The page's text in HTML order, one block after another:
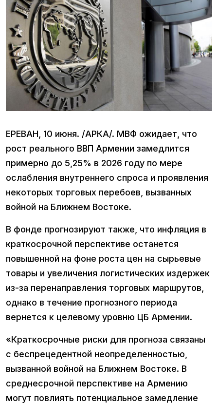
ЕРЕВАН, 10 июня. /АРКА/. МВФ ожидает, что
рост реального ВВП Армении замедлится
примерно до 5,25% в 2026 году по мере
ослабления внутреннего спроса и проявления
некоторых торговых перебоев, вызванных
войной на Ближнем Востоке.
В фонде прогнозируют также, что инфляция в
краткосрочной перспективе останется
повышенной на фоне роста цен на сырьевые
товары и увеличения логистических издержек
из-за перенаправления торговых маршрутов,
однако в течение прогнозного периода
вернется к целевому уровню ЦБ Армении.
«Краткосрочные риски для прогноза связаны
с беспрецедентной неопределенностью,
вызванной войной на Ближнем Востоке. В
среднесрочной перспективе на Армению
могут повлиять потенциальное замедление